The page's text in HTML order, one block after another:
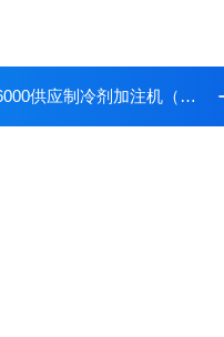
注机（冰箱，空调）/制冷剂加注机报价价格/加注机